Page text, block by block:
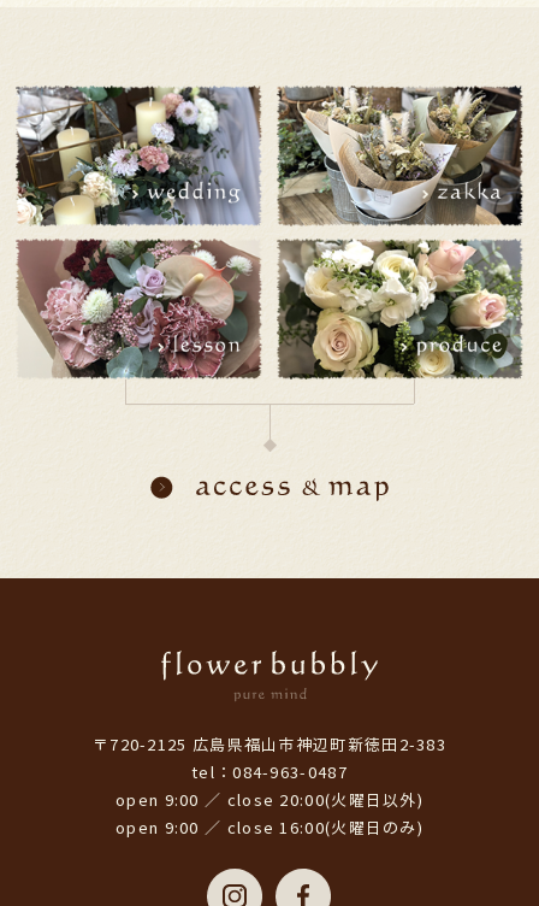
〒720-2125 広島県福山市神辺町新徳田2-383
tel：084-963-0487
open 9:00 ／ close 20:00(火曜日以外)
open 9:00 ／ close 16:00(火曜日のみ)